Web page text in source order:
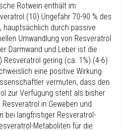
Rotwein enthält im
Ungefähr 70-90 % des
hauptsächlich durch passive
Umwandlung von Resveratrol
Darmwand und Leber ist die
gering (ca. 1%).(4-6)
eine positive Wirkung
vermuten, dass den
zur Verfügung steht als bisher
in Geweben und
bei langfristiger Resveratrol-
Metaboliten für die